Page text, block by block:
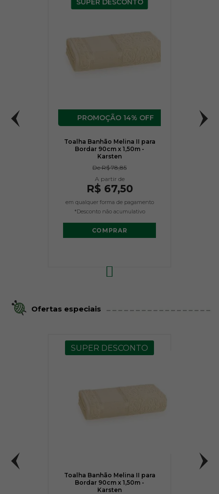
SUPER DESCONTO
14% OFF
Toalha Banhão Melina II para
Bordar 90cm x 1,50m -
Karsten
DeR$ 78,85
R$ 67,50
em qualquer forma de pagamento
*Desconto não acumulativo
COMPRAR
Ofertas especiais
SUPER DESCONTO
Toalha Banhão Melina II para
Bordar 90cm x 1,50m -
Karsten